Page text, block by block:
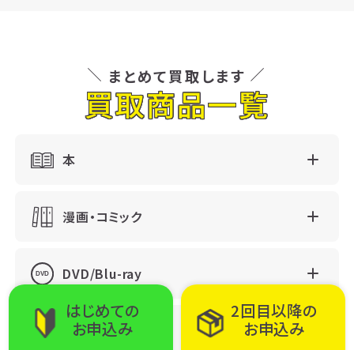
はじめての
お申込み
2回目以降の
お申込み
まとめて買取します
買取商品一覧
本
漫画・コミック
DVD/Blu-ray
ゲーム